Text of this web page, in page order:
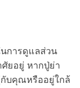
การดูแลส่วน
ยอยู่ หากปู่ย่า
กับคุณหรืออยู่ใกล้